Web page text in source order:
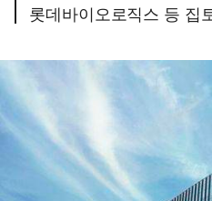
롯데바이오로직스 등 집